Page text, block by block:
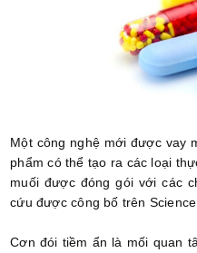
Một công nghệ mới được vay
phẩm có thể tạo ra các loại
muối được đóng gói với các
cứu được công bố trên
Cơn đói tiềm ẩn là mối quan